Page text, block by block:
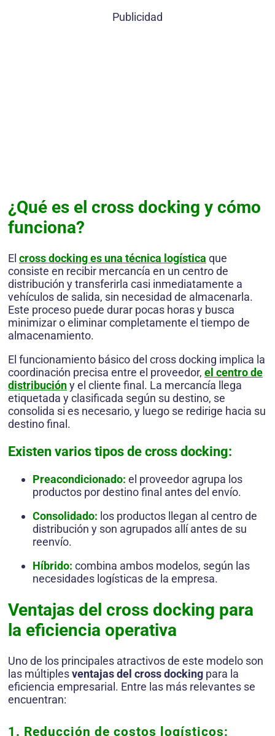
Publicidad
¿Qué es el cross docking y cómo
funciona?
El cross docking es una técnica logística que
consiste en recibir mercancía en un centro de
distribución y transferirla casi inmediatamente a
vehículos de salida, sin necesidad de almacenarla.
Este proceso puede durar pocas horas y busca
minimizar o eliminar completamente el tiempo de
almacenamiento.
El funcionamiento básico del cross docking implica la
coordinación precisa entre el proveedor, el centro de
distribucióny el cliente final. La mercancía llega
etiquetada y clasificada según su destino, se
consolida si es necesario, y luego se redirige hacia su
destino final.
Existen varios tipos de cross docking:
Preacondicionado: el proveedor agrupa los
productos por destino final antes del envío.
Consolidado: los productos llegan al centro de
distribución y son agrupados allí antes de su
reenvío.
Híbrido: combina ambos modelos, según las
necesidades logísticas de la empresa.
Ventajas del cross docking para
la eficiencia operativa
Uno de los principales atractivos de este modelo son
las múltiplesventajas del cross docking para la
eficiencia empresarial. Entre las más relevantes se
encuentran:
1. Reducción de costos logísticos: